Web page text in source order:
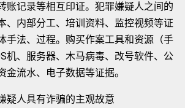
账记录等相互印证。犯罪嫌疑人之间的
、内部分工、培训资料、监控视频等证
手法、过程。购买作案工具和资源（手
机、服务器、木马病毒、改号软件、公
金流水、电子数据等证据。
疑人具有诈骗的主观故意